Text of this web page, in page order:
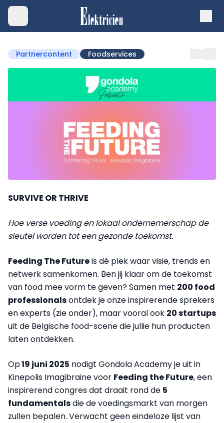
Partnercontent Foodservices
SURVIVE OR THRIVE
Hoe verse voeding en lokaal ondernemerschap de
sleutel worden tot een gezonde toekomst.
Feeding The Futureis dé plek waar visie, trends en
netwerk samenkomen. Ben jij klaar om de toekomst
van food mee vorm te geven? Samen met 200 food
professionalsontdek je onze inspirerende sprekers
en experts (zie onder), maar vooral ook 20 startups
uit de Belgische food-scene die jullie hun producten
laten ontdekken.
Op19 juni 2025 nodigt Gondola Academy je uit in
Kinepolis Imagibraine voor Feeding the Future, een
inspirerend congres dat draait rond de 5
fundamentalsdie de voedingsmarkt van morgen
zullen bepalen. Verwacht geen eindeloze lijst van